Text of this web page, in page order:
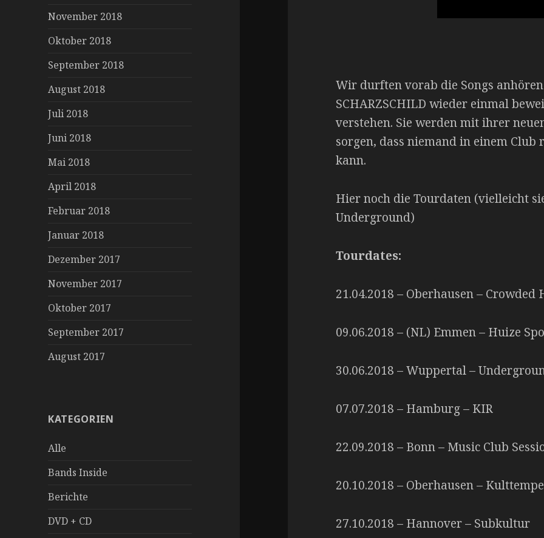
November 2018
Oktober 2018
September 2018
August 2018
Juli 2018
Juni 2018
Mai 2018
April 2018
Februar 2018
Januar 2018
Dezember 2017
November 2017
Oktober 2017
September 2017
August 2017
KATEGORIEN
Alle
Bands Inside
Berichte
DVD + CD
Wir durften vorab die Songs
SCHARZSCHILD wieder einmal
verstehen. Sie werden mit ihrer
sorgen, dass niemand in einem
kann.
Hier noch die Tourdaten (vielleicht
Underground)
Tourdates:
21.04.2018 – Oberhausen – Crowded
09.06.2018 – (NL) Emmen – Huize
30.06.2018 – Wuppertal –
07.07.2018 – Hamburg – KIR
22.09.2018 – Bonn – Music Club
20.10.2018 – Oberhausen –
27.10.2018 – Hannover – Subkultur